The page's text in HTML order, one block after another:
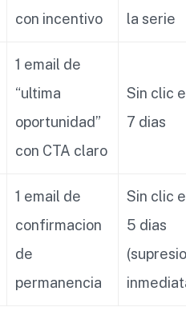
con incentivo
la serie
1 email de
“ultima
oportunidad”
con CTA claro
Sin clic
7 dias
1 email de
confirmacion
de
permanencia
Sin clic
5 dias